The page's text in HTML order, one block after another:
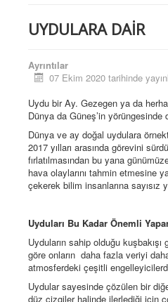
UYDULARA DAİR
Ayrıntılar
07 Ekim 2020 tarihinde
Uydu bir Ay. Gezegen ya da
Dünya da Güneş’in yörüngesinde
Dünya ve ay doğal uydulara
2017 yılları arasında görevini
fırlatılmasından bu yana
hava olaylarını tahmin etmesine
çekerek bilim insanlarına sayısız
Uyduları Bu Kadar Önemli
Uyduların sahip olduğu
göre onların daha fazla veriyi
atmosferdeki çeşitli
Uydular sayesinde çözülen bir
düz çizgiler halinde ilerlediği için